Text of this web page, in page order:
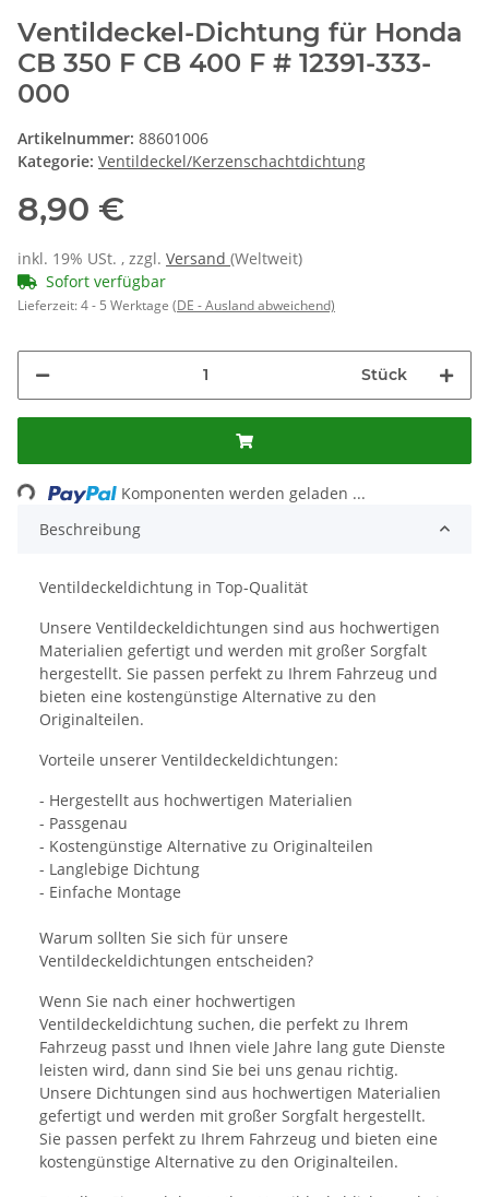
Ventildeckel-Dichtung für Honda
CB 350 F CB 400 F # 12391-333-
000
Artikelnummer: 88601006
Kategorie: Ventildeckel/Kerzenschachtdichtung
8,90 €
inkl. 19% USt. , zzgl. Versand (Weltweit)
Sofort verfügbar
Lieferzeit:4 - 5 Werktage (DE - Ausland abweichend)
Stück
Loading...
Komponenten werden geladen ...
Beschreibung
Ventildeckeldichtung in Top-Qualität
Unsere Ventildeckeldichtungen sind aus hochwertigen
Materialien gefertigt und werden mit großer Sorgfalt
hergestellt. Sie passen perfekt zu Ihrem Fahrzeug und
bieten eine kostengünstige Alternative zu den
Originalteilen.
Vorteile unserer Ventildeckeldichtungen:
- Hergestellt aus hochwertigen Materialien
- Passgenau
- Kostengünstige Alternative zu Originalteilen
- Langlebige Dichtung
- Einfache Montage
Warum sollten Sie sich für unsere
Ventildeckeldichtungen entscheiden?
Wenn Sie nach einer hochwertigen
Ventildeckeldichtung suchen, die perfekt zu Ihrem
Fahrzeug passt und Ihnen viele Jahre lang gute Dienste
leisten wird, dann sind Sie bei uns genau richtig.
Unsere Dichtungen sind aus hochwertigen Materialien
gefertigt und werden mit großer Sorgfalt hergestellt.
Sie passen perfekt zu Ihrem Fahrzeug und bieten eine
kostengünstige Alternative zu den Originalteilen.